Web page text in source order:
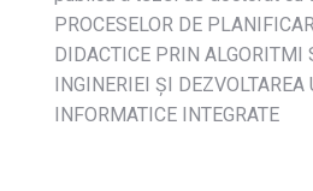
PROCESELOR DE
DIDACTICE PRIN ALGORITMI
INGINERIEI ȘI
INFORMATICE INTEGRATE